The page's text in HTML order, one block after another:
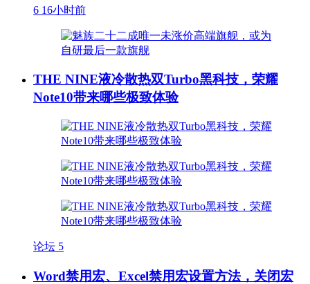
6 16小时前
THE NINE液冷散热双Turbo黑科技，荣耀
Note10带来哪些极致体验
论坛 5
Word禁用宏、Excel禁用宏设置方法，关闭宏